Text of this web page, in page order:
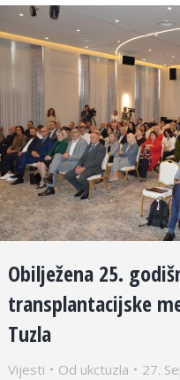
Obilježena 25.
transplantacijske
Tuzla
Vijesti Od ukctuzla 27.